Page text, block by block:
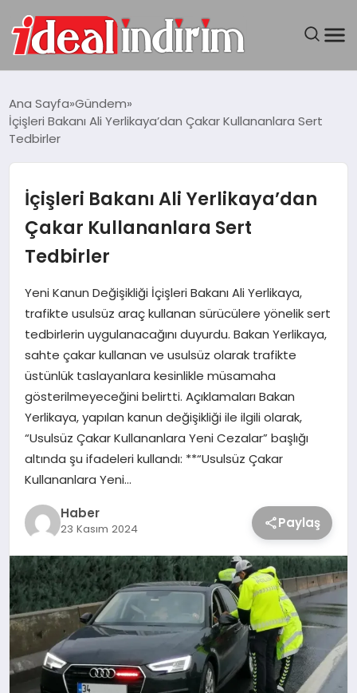
BILGISAYAR
SEYAHAT
TEKNOLOJI
YAŞAM
Ana Sayfa Gündem
İçişleri Bakanı Ali Yerlikaya’dan Çakar Kullananlara Sert
Tedbirler
İçişleri Bakanı Ali Yerlikaya’dan
Çakar Kullananlara Sert
Tedbirler
Yeni Kanun Değişikliği İçişleri Bakanı Ali Yerlikaya,
trafikte usulsüz araç kullanan sürücülere yönelik sert
tedbirlerin uygulanacağını duyurdu. Bakan Yerlikaya,
sahte çakar kullanan ve usulsüz olarak trafikte
üstünlük taslayanlara kesinlikle müsamaha
gösterilmeyeceğini belirtti. Açıklamaları Bakan
Yerlikaya, yapılan kanun değişikliği ile ilgili olarak,
“Usulsüz Çakar Kullananlara Yeni Cezalar” başlığı
altında şu ifadeleri kullandı: **“Usulsüz Çakar
Kullananlara Yeni…
Haber
23 Kasım 2024 Paylaş